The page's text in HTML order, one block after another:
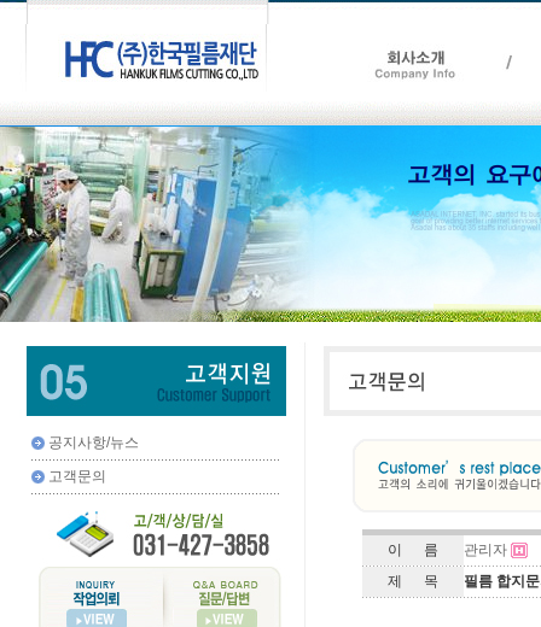
공지사항/뉴스
고객문의
이 름
관리자
제 목
필름 합지